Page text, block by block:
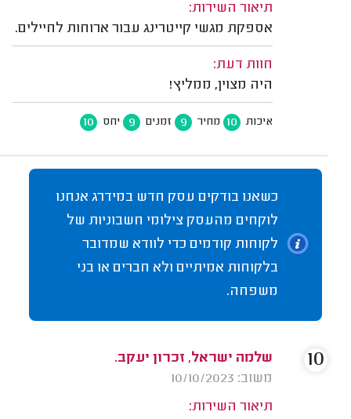
תיאור השירות:
אספקת מגשי קייטרינג עבור ארוחות לחיילים.
חוות דעת:
היה מצוין, ממליץ!
איכות 10 מחיר 9 זמנים 9 יחס 10
כשאנו בודקים עסק חדש במידרג אנחנו
לוקחים מהעסק צילומי חשבוניות של
לקוחות קודמים כדי לוודא שמדובר
בלקוחות אמיתיים ולא חברים או בני
משפחה.
שלמה ישראל, זכרון יעקב.
משוב: 10/10/2023
תיאור השירות:
10